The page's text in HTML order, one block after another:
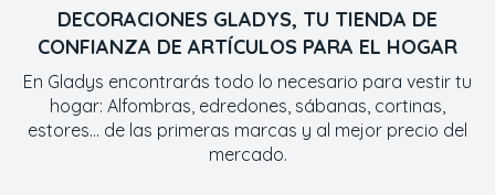
DECORACIONES GLADYS, TU TIENDA DE
CONFIANZA DE ARTÍCULOS PARA EL HOGAR
En Gladys encontrarás todo lo necesario para vestir tu
hogar: Alfombras, edredones, sábanas, cortinas,
estores... de las primeras marcas y al mejor precio del
mercado.